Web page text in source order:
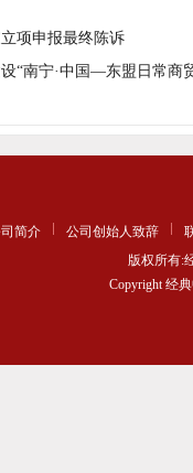
项申报最终陈诉
“南宁·中国—东盟日常
简介 公司创始人致辞
版权所有:
Copyright 经